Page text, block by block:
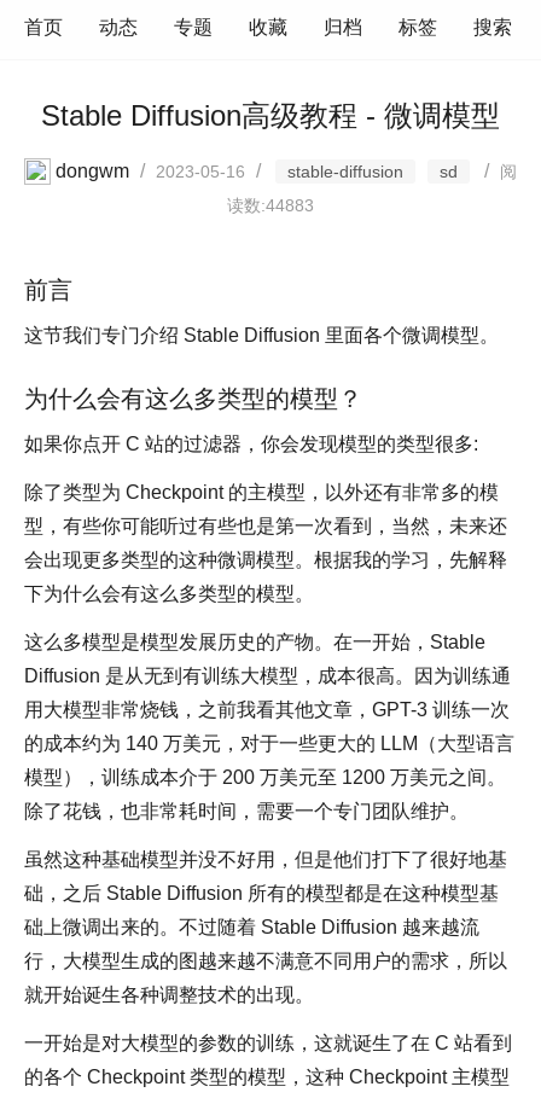
首页 动态 专题 收藏 归档 标签 搜索
Stable Diffusion高级教程 - 微调模型
dongwm / 2023-05-16 / stable-diffusion sd /
阅
读数:44883
前言
这节我们专门介绍 Stable Diffusion 里面各个微调模型。
为什么会有这么多类型的模型？
如果你点开 C 站的过滤器，你会发现模型的类型很多:
除了类型为 Checkpoint 的主模型，以外还有非常多的模
型，有些你可能听过有些也是第一次看到，当然，未来还
会出现更多类型的这种微调模型。根据我的学习，先解释
下为什么会有这么多类型的模型。
这么多模型是模型发展历史的产物。在一开始，Stable
Diffusion 是从无到有训练大模型，成本很高。因为训练通
用大模型非常烧钱，之前我看其他文章，GPT-3 训练一次
的成本约为 140 万美元，对于一些更大的 LLM（大型语言
模型），训练成本介于 200 万美元至 1200 万美元之间。
除了花钱，也非常耗时间，需要一个专门团队维护。
虽然这种基础模型并没不好用，但是他们打下了很好地基
础，之后 Stable Diffusion 所有的模型都是在这种模型基
础上微调出来的。不过随着 Stable Diffusion 越来越流
行，大模型生成的图越来越不满意不同用户的需求，所以
就开始诞生各种调整技术的出现。
一开始是对大模型的参数的训练，这就诞生了在 C 站看到
的各个 Checkpoint 类型的模型，这种 Checkpoint 主模型